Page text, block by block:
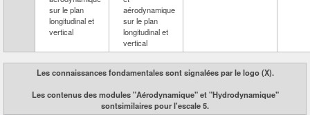
sur le plan
longitudinal et
vertical
aérodynamique
sur le plan
longitudinal et
vertical
Les connaissances fondamentales sont signalées par le logo (X).
Les contenus des modules "Aérodynamique" et "Hydrodynamique"
sontsimilaires pour l'escale 5.